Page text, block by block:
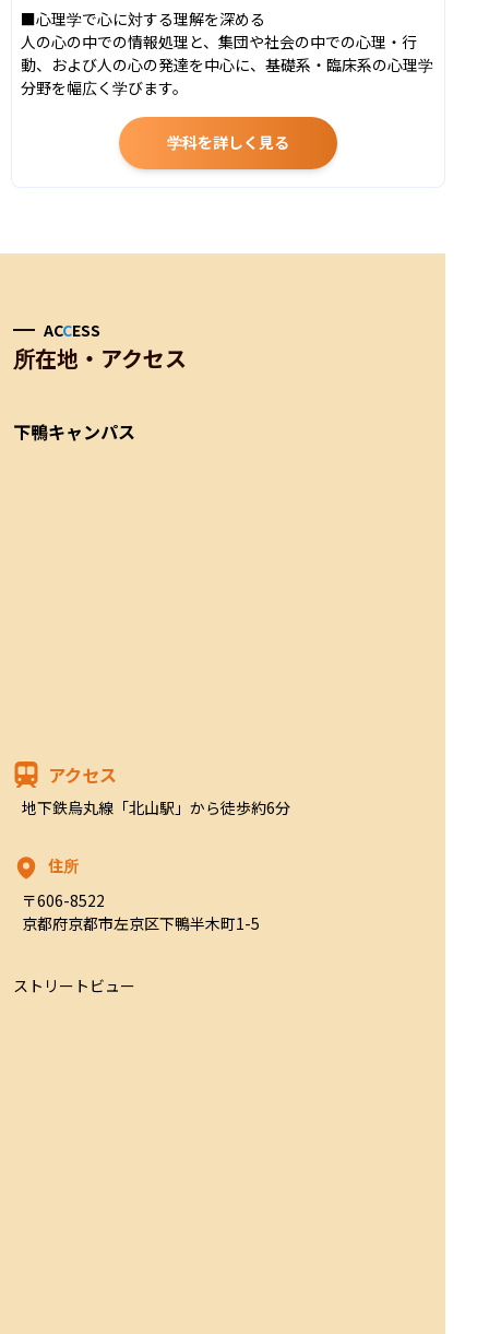
■心理学で心に対する理解を深める
人の心の中での情報処理と、集団や社会の中での心理・行
動、および人の心の発達を中心に、基礎系・臨床系の心理学
分野を幅広く学びます。
学科を詳しく見る
ACCESS
所在地・アクセス
下鴨キャンパス
アクセス
地下鉄烏丸線「北山駅」から徒歩約6分
住所
〒606-8522
京都府京都市左京区下鴨半木町1-5
ストリートビュー